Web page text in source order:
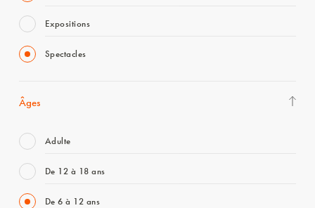
Expositions
Spectacles
Âges
Adulte
De 12 à 18 ans
De 6 à 12 ans